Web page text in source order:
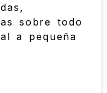
sobre todo
a pequeña